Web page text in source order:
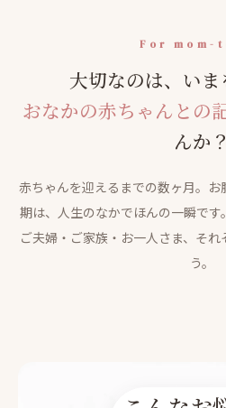
For mom-
大切なのは、いま
おなかの赤ちゃんとの
んか？
赤ちゃんを迎えるまでの数ヶ月。
期は、人生のなかでほんの一瞬です
ご夫婦・ご家族・お一人さま、そ
う。